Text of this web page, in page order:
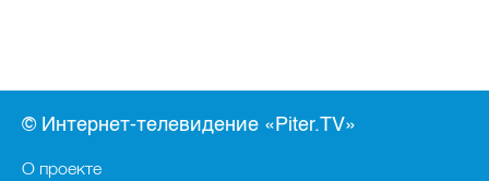
© Интернет-телевидение «Piter.TV»
О проекте